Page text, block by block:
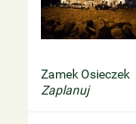
Zamek Osieczek
Zaplanuj